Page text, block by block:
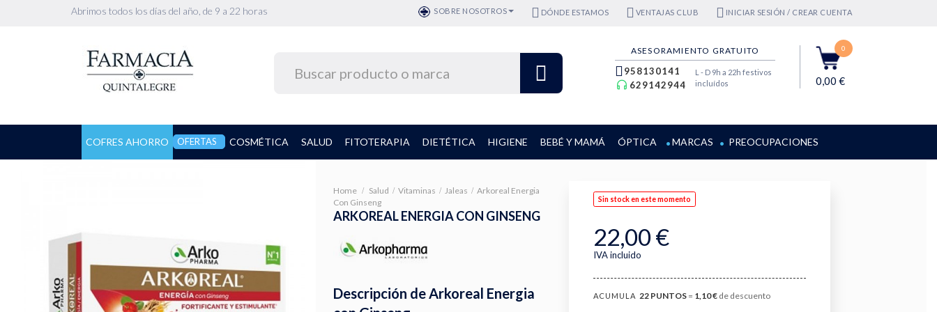
Abrimos todos los días del año, de 9 a 22 horas SOBRE NOSOTROS DÓNDE ESTAMOS VENTAJAS CLUB INICIAR SESIÓN / CREAR CUENTA
ASESORAMIENTO GRATUITO
958130141
629142944
L - D 9h a 22h festivos
incluídos
0
0,00 €
COFRES AHORRO OFERTAS COSMÉTICA SALUD FITOTERAPIA DIETÉTICA HIGIENE BEBÉ Y MAMÁ ÓPTICA MARCAS PREOCUPACIONES
Home Salud Vitaminas Jaleas
Arkoreal Energia
Con Ginseng
ARKOREAL ENERGIA CON GINSENG
Descripción de Arkoreal Energia
Sin stock en este momento
22,00 €
IVA incluido
ACUMULA 22PUNTOS= 1,10 €de descuento